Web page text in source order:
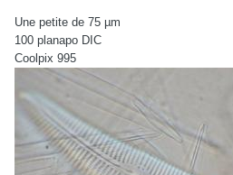
Une petite de 75 µm
100 planapo DIC
Coolpix 995